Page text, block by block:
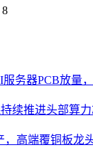
务器PCB放量
续推进头部算
，高端覆铜板龙